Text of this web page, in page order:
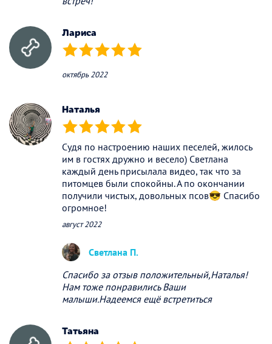
Лариса
(*) (*) (*) (*) (*)
октябрь 2022
Наталья
(*) (*) (*) (*) (*)
Судя по настроению наших песелей, жилось
им в гостях дружно и весело) Светлана
каждый день присылала видео, так что за
питомцев были спокойны. А по окончании
получили чистых, довольных псов😎 Спасибо
огромное!
август 2022
Светлана П.
Спасибо за отзыв положительный,Наталья!
Нам тоже понравились Ваши
малыши.Надеемся ещё встретиться
Татьяна